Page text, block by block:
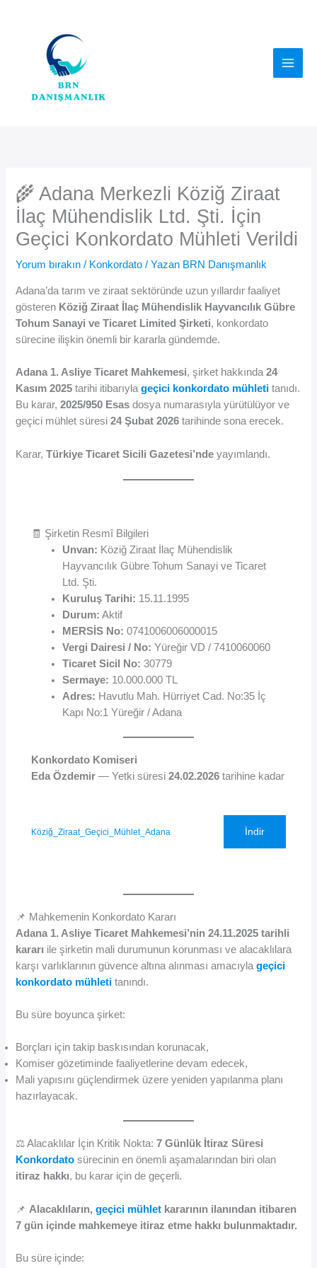
🌾 Adana Merkezli Köziğ Ziraat
İlaç Mühendislik Ltd. Şti. İçin
Geçici Konkordato Mühleti Verildi
Yorum bırakın / Konkordato / Yazan BRN Danışmanlık
Adana’da tarım ve ziraat sektöründe uzun yıllardır faaliyet
gösteren Köziğ Ziraat İlaç Mühendislik Hayvancılık Gübre
Tohum Sanayi ve Ticaret Limited Şirketi, konkordato
sürecine ilişkin önemli bir kararla gündemde.
Adana 1. Asliye Ticaret Mahkemesi, şirket hakkında24
Kasım 2025 tarihi itibarıylageçici konkordato mühleti tanıdı.
Bu karar,2025/950 Esas dosya numarasıyla yürütülüyor ve
geçici mühlet süresi24 Şubat 2026 tarihinde sona erecek.
Karar,Türkiye Ticaret Sicili Gazetesi’nde yayımlandı.
🧾 Şirketin Resmî Bilgileri
Unvan: Köziğ Ziraat İlaç Mühendislik
Hayvancılık Gübre Tohum Sanayi ve Ticaret
Ltd. Şti.
Kuruluş Tarihi: 15.11.1995
Durum: Aktif
MERSİS No: 0741006006000015
Vergi Dairesi / No: Yüreğir VD / 7410060060
Ticaret Sicil No: 30779
Sermaye: 10.000.000 TL
Adres: Havutlu Mah. Hürriyet Cad. No:35 İç
Kapı No:1 Yüreğir / Adana
Konkordato Komiseri
Eda Özdemir — Yetki süresi24.02.2026 tarihine kadar
Köziğ_Ziraat_Geçici_Mühlet_Adana İndir
📌 Mahkemenin Konkordato Kararı
Adana 1. Asliye Ticaret Mahkemesi’nin 24.11.2025 tarihli
kararı ile şirketin mali durumunun korunması ve alacaklılara
karşı varlıklarının güvence altına alınması amacıylageçici
konkordato mühleti tanındı.
Bu süre boyunca şirket:
Borçları için takip baskısından korunacak,
Komiser gözetiminde faaliyetlerine devam edecek,
Mali yapısını güçlendirmek üzere yeniden yapılanma planı
hazırlayacak.
⚖️ Alacaklılar İçin Kritik Nokta:7 Günlük İtiraz Süresi
Konkordatosürecinin en önemli aşamalarından biri olan
itiraz hakkı, bu karar için de geçerli.
📌 Alacaklıların,geçici mühlet kararının ilanından itibaren
7 gün içinde mahkemeye itiraz etme hakkı bulunmaktadır.
Bu süre içinde: